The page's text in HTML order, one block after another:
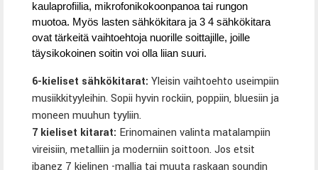
kaulaprofiilia, mikrofonikokoonpanoa tai rungon
muotoa. Myös lasten sähkökitara ja 3 4 sähkökitara
ovat tärkeitä vaihtoehtoja nuorille soittajille, joille
täysikokoinen soitin voi olla liian suuri.
6-kieliset sähkökitarat: Yleisin vaihtoehto useimpiin
musiikkityyleihin. Sopii hyvin rockiin, poppiin, bluesiin ja
moneen muuhun tyyliin.
7 kieliset kitarat: Erinomainen valinta matalampiin
vireisiin, metalliin ja moderniin soittoon. Jos etsit
ibanez 7 kielinen -mallia tai muuta raskaan soundin